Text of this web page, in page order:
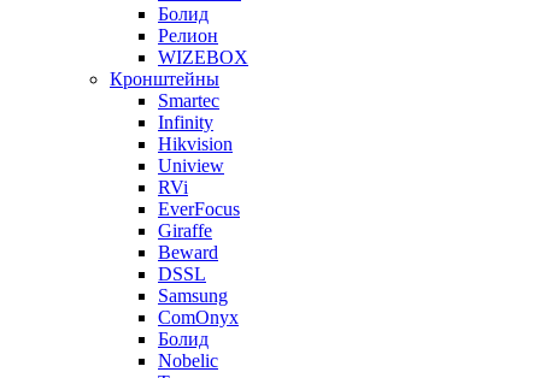
Болид
Релион
WIZEBOX
Кронштейны
Smartec
Infinity
Hikvision
Uniview
RVi
EverFocus
Giraffe
Beward
DSSL
Samsung
ComOnyx
Болид
Nobelic